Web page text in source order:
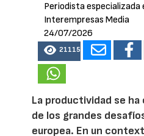
Periodista especializada
Interempresas Media
24/07/2026
21115
La productividad se
de los grandes
europea. En un